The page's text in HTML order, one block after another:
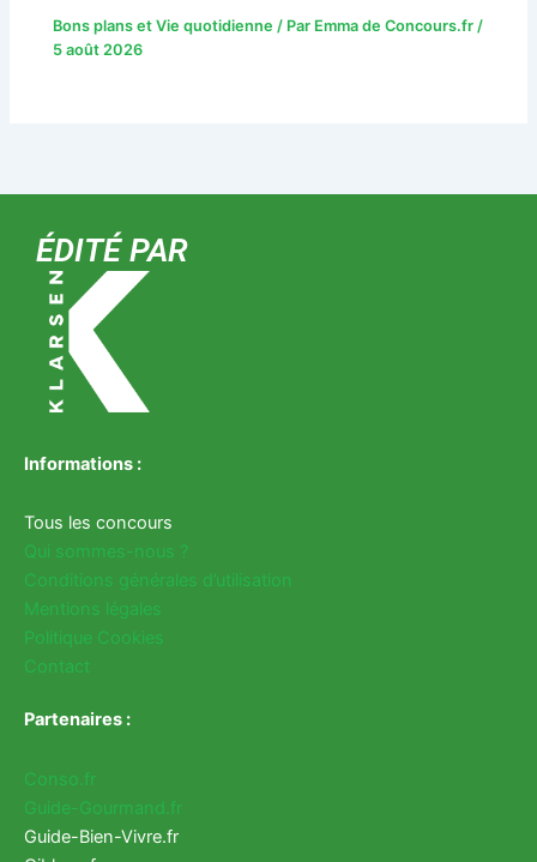
Bons plans et Vie quotidienne / Par Emma de Concours.fr/
5 août 2026
ÉDITÉ PAR
Informations :
Tous les concours
Qui sommes-nous ?
Conditions générales d’utilisation
Mentions légales
Politique Cookies
Contact
Partenaires :
Conso.fr
Guide-Gourmand.fr
Guide-Bien-Vivre.fr